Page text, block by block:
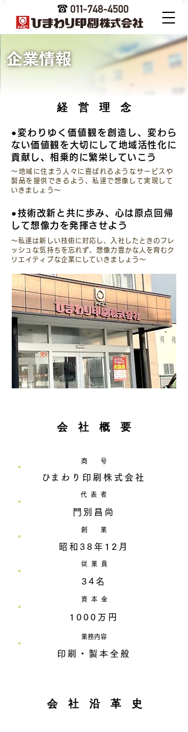
​経 営 理 念
●変わりゆく価値観を創造し、変わら
ない価値観を大切にして地域活性化に
貢献し、相乗的に繁栄していこう
〜地域に住まう人々に喜ばれるようなサービスや
製品を提供できるよう、私達で想像して実現して
いきましょう〜
●技術改新と共に歩み、心は原点回帰
して想像力を発揮させよう
〜私達は新しい技術に対応し、入社したときのフレ
ッシュな気持ちを忘れず、想像力豊かな人を育むク
リエイティブな企業にしていきましょう〜
​会 社 概 要
商 号
​ひまわり印刷株式会社
​代 表 者
門別昌尚
​創 業
昭和38年12月
従 業 員
34名
​資 本 金
1000万円
​業務内容
印刷・製本全般
会 社 沿 革 史